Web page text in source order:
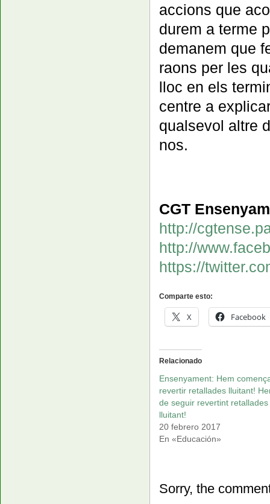
accions que
durem a terme
demanem que
raons per les
lloc en els
centre a
qualsevol altre
nos.
CGT
http://
http://
https://
Comparte esto:
X Facebook
Relacionado
Ensenyament: Hem
revertir retallades lluitant!
de seguir revertint retallades
lluitant!
20 febrero 2017
En «Educación»
Sorry, the